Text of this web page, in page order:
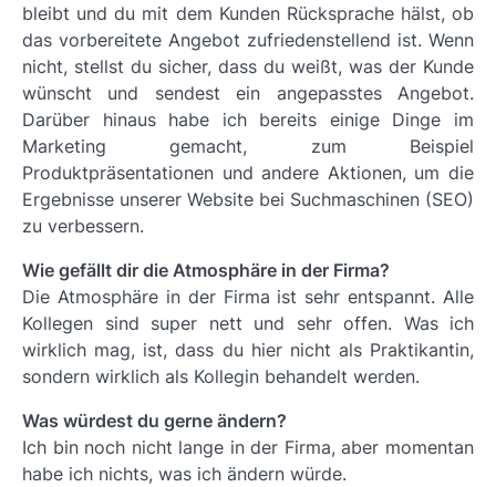
bleibt und du mit dem Kunden Rücksprache hälst, ob
das vorbereitete Angebot zufriedenstellend ist. Wenn
nicht, stellst du sicher, dass du weißt, was der Kunde
wünscht und sendest ein angepasstes Angebot.
Darüber hinaus habe ich bereits einige Dinge im
Marketing gemacht, zum Beispiel
Produktpräsentationen und andere Aktionen, um die
Ergebnisse unserer Website bei Suchmaschinen (SEO)
zu verbessern.
Wie gefällt dir die Atmosphäre in der Firma?
Die Atmosphäre in der Firma ist sehr entspannt. Alle
Kollegen sind super nett und sehr offen. Was ich
wirklich mag, ist, dass du hier nicht als Praktikantin,
sondern wirklich als Kollegin behandelt werden.
Was würdest du gerne ändern?
Ich bin noch nicht lange in der Firma, aber momentan
habe ich nichts, was ich ändern würde.